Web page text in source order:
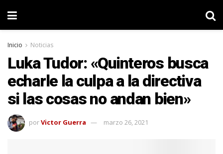
Inicio Noticias
Luka Tudor: «Quinteros busca
echarle la culpa a la directiva
si las cosas no andan bien»
porVictor Guerra marzo 26, 2021